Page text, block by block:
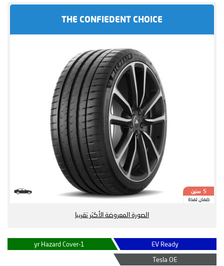
THE CONFIEDENT CHOICE
5 سنين
ضمان لمدة
الصورة المعروضة الأكثر تقريبا
EV Ready
1-yr Hazard Cover
Tesla OE